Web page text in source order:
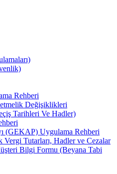
Rehberi
Değişiklikleri
Tarihleri Ve Hadler)
(GEKAP) Uygulama Rehberi
Vergi Tutarları, Hadler ve Cezalar
Bilgi Formu (Beyana Tabi